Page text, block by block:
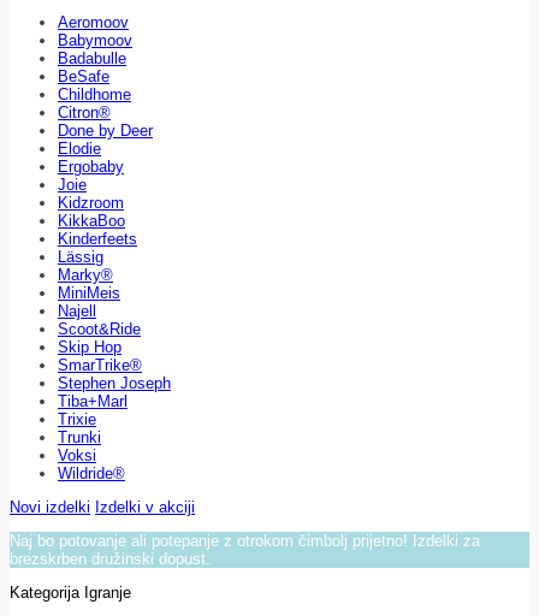
Aeromoov
Babymoov
Badabulle
BeSafe
Childhome
Citron®
Done by Deer
Elodie
Ergobaby
Joie
Kidzroom
KikkaBoo
Kinderfeets
Lässig
Marky®
MiniMeis
Najell
Scoot&Ride
Skip Hop
SmarTrike®
Stephen Joseph
Tiba+Marl
Trixie
Trunki
Voksi
Wildride®
Novi izdelki Izdelki v akciji
Naj bo potovanje ali potepanje z otrokom čimbolj prijetno! Izdelki za
brezskrben družinski dopust.
Kategorija Igranje